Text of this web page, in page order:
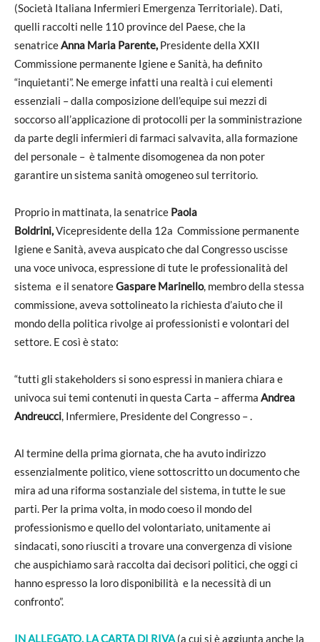
(Società Italiana Infermieri Emergenza Territoriale). Dati,
quelli raccolti nelle 110 province del Paese, che la
senatriceAnna Maria Parente, Presidente della XXII
Commissione permanente Igiene e Sanità, ha definito
“inquietanti”. Ne emerge infatti una realtà i cui elementi
essenziali – dalla composizione dell’equipe sui mezzi di
soccorso all’applicazione di protocolli per la somministrazione
da parte degli infermieri di farmaci salvavita, alla formazione
del personale – è talmente disomogenea da non poter
garantire un sistema sanità omogeneo sul territorio.
Proprio in mattinata, la senatrice Paola
Boldrini,Vicepresidente della 12a Commissione permanente
Igiene e Sanità, aveva auspicato che dal Congresso uscisse
una voce univoca, espressione di tute le professionalità del
sistema e il senatoreGaspare Marinello, membro della stessa
commissione, aveva sottolineato la richiesta d’aiuto che il
mondo della politica rivolge ai professionisti e volontari del
settore. E così è stato:
“tutti gli stakeholders si sono espressi in maniera chiara e
univoca sui temi contenuti in questa Carta – afferma Andrea
Andreucci, Infermiere, Presidente del Congresso – .
Al termine della prima giornata, che ha avuto indirizzo
essenzialmente politico, viene sottoscritto un documento che
mira ad una riforma sostanziale del sistema, in tutte le sue
parti. Per la prima volta, in modo coeso il mondo del
professionismo e quello del volontariato, unitamente ai
sindacati, sono riusciti a trovare una convergenza di visione
che auspichiamo sarà raccolta dai decisori politici, che oggi ci
hanno espresso la loro disponibilità e la necessità di un
confronto”.
IN ALLEGATO, LA CARTA DI RIVA(a cui si è aggiunta anche la